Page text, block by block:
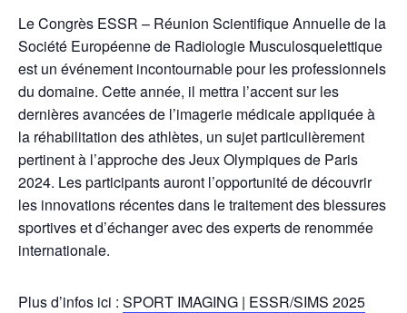
Le Congrès ESSR – Réunion Scientifique Annuelle de la
Société Européenne de Radiologie Musculosquelettique
est un événement incontournable pour les professionnels
du domaine. Cette année, il mettra l’accent sur les
dernières avancées de l’imagerie médicale appliquée à
la réhabilitation des athlètes, un sujet particulièrement
pertinent à l’approche des Jeux Olympiques de Paris
2024. Les participants auront l’opportunité de découvrir
les innovations récentes dans le traitement des blessures
sportives et d’échanger avec des experts de renommée
internationale.
Plus d’infos ici : SPORT IMAGING | ESSR/SIMS 2025